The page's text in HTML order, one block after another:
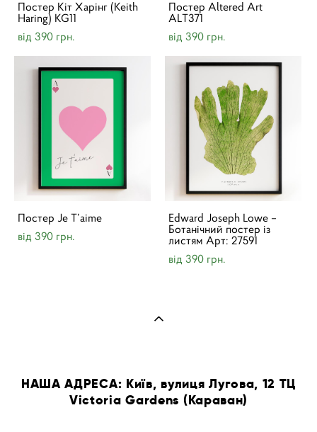
Постер Кіт Харінг (Keith
Haring) KG11
від 390 грн.
Постер Altered Art
ALT371
від 390 грн.
Постер Je T’aime
від 390 грн.
Edward Joseph Lowe –
Ботанічний постер із
листям Арт: 27591
від 390 грн.
НАША АДРЕСА: Київ, вулиця Лугова, 12 ТЦ
Victoria Gardens (Караван)